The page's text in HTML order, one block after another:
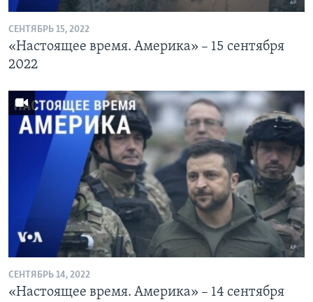
СЕНТЯБРЬ 15, 2022
«Настоящее время. Америка» – 15 сентября
2022
СЕНТЯБРЬ 14, 2022
«Настоящее время. Америка» – 14 сентября